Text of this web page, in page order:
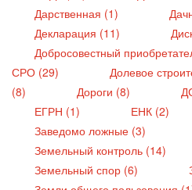
Дарственная (1)
Декларация (11)
Добросовестный
СРО (29)
Долевое
(8)
Дороги (8)
ЕГРН (1)
ЕНК (2)
Заведомо ложные (3)
Земельный контроль (14)
Земельный спор (6)